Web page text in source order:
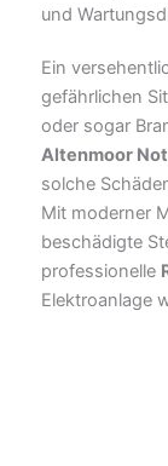
und
Ein
gefährlichen
oder sogar
Altenmoor
solche
Mit moderner
beschädigte
professionelle
Elektroanlage